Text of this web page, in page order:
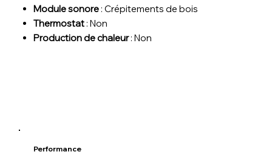
Module sonore: Crépitements de bois
Thermostat : Non
Production de chaleur: Non
Performance